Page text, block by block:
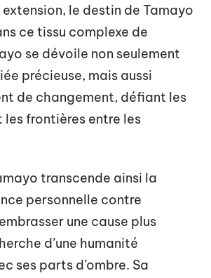
le destin de Tamayo
ce tissu complexe de
se dévoile non seulement
précieuse, mais aussi
de changement, défiant les
frontières entre les
transcende ainsi la
personnelle contre
une cause plus
d’une humanité
ses parts d’ombre. Sa